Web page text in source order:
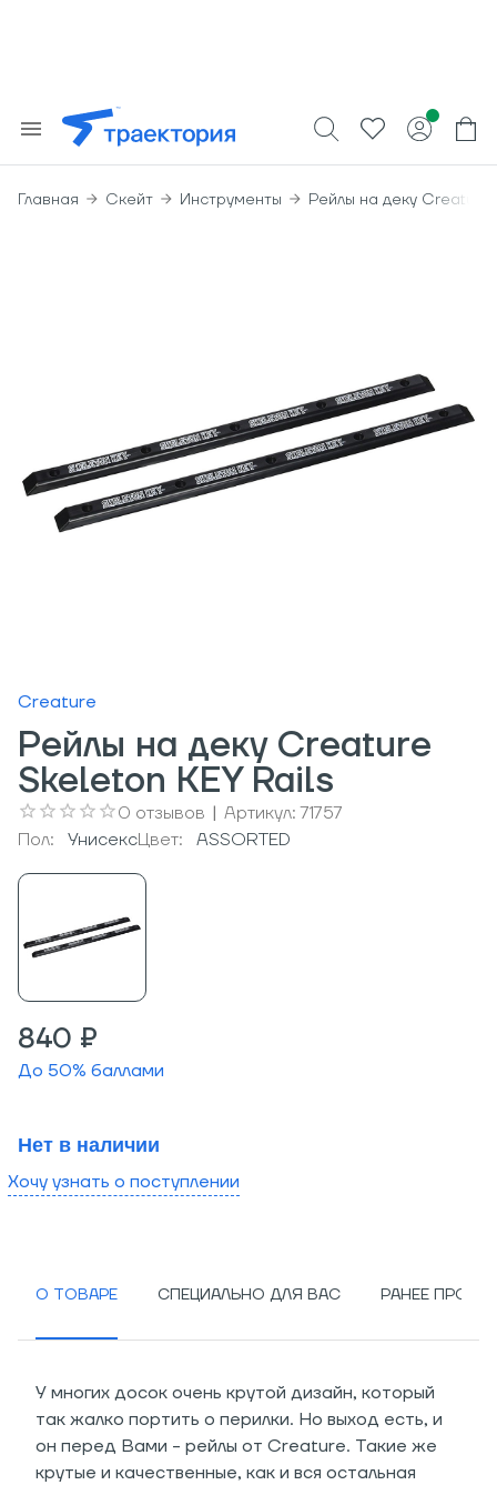
Главная Скейт Инструменты Рейлы на деку
Creature
Рейлы на деку Creature
Skeleton KEY Rails
0 отзывов | Артикул:71757
Пол:
УнисексЦвет: ASSORTED
840 ₽
До 50% баллами
Нет в наличии
Хочу узнать о поступлении
О ТОВАРЕ СПЕЦИАЛЬНО ДЛЯ ВАС РАНЕЕ
У многих досок очень крутой дизайн, который
так жалко портить о перилки. Но выход есть, и
он перед Вами - рейлы от Creature. Такие же
крутые и качественные, как и вся остальная